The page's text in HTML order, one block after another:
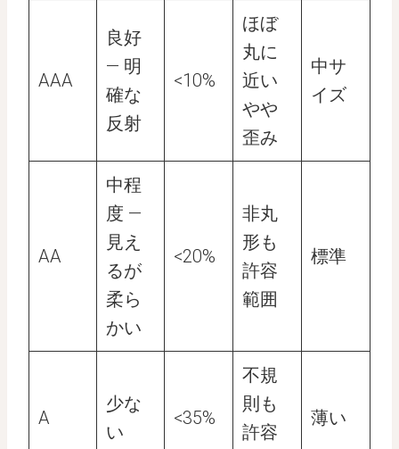
AAA
良好
— 明
確な
反射
<10%
ほぼ
丸に
近い
やや
歪み
中サ
イズ
AA
中程
度 —
見え
るが
柔ら
かい
<20%
非丸
形も
許容
範囲
標準
A
少な
い
<35%
不規
則も
許容
薄い